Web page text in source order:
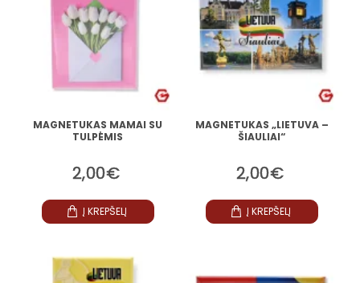
MAGNETUKAS MAMAI SU
TULPĖMIS
2,00€
Į KREPŠELĮ
MAGNETUKAS „LIETUVA –
ŠIAULIAI“
2,00€
Į KREPŠELĮ